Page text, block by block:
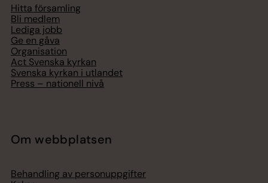
Hitta församling
Bli medlem
Lediga jobb
Ge en gåva
Organisation
Act Svenska kyrkan
Svenska kyrkan i utlandet
Press – nationell nivå
Om webbplatsen
Behandling av personuppgifter